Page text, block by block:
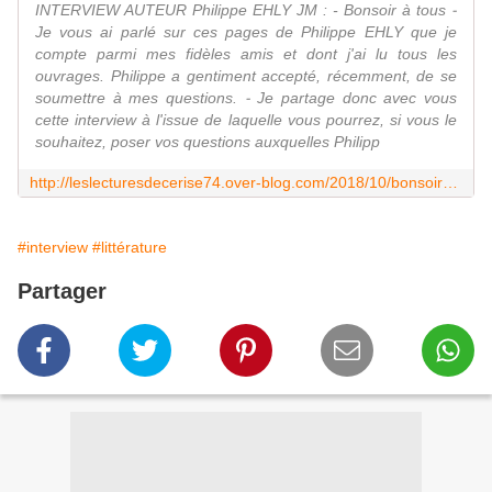
INTERVIEW AUTEUR Philippe EHLY JM : - Bonsoir à tous ⁃
Je vous ai parlé sur ces pages de Philippe EHLY que je
compte parmi mes fidèles amis et dont j'ai lu tous les
ouvrages. Philippe a gentiment accepté, récemment, de se
soumettre à mes questions. ⁃ Je partage donc avec vous
cette interview à l'issue de laquelle vous pourrez, si vous le
souhaitez, poser vos questions auxquelles Philipp
#interview #littérature
Partager